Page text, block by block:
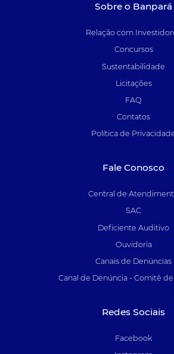
Sobre o Banpará
Relação com
Concursos
Sustentabilidade
Licitações
FAQ
Contatos
Política de
Fale Conosco
Central de
SAC
Deficiente Auditivo
Ouvidoria
Canais de Denúncias
Canal de Denúncia - Comitê
Redes Sociais
Facebook